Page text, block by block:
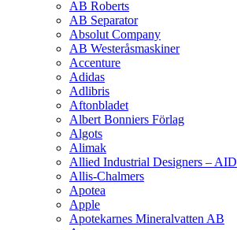
AB Roberts
AB Separator
Absolut Company
AB Westeråsmaskiner
Accenture
Adidas
Adlibris
Aftonbladet
Albert Bonniers Förlag
Algots
Alimak
Allied Industrial Designers – AID
Allis-Chalmers
Apotea
Apple
Apotekarnes Mineralvatten AB